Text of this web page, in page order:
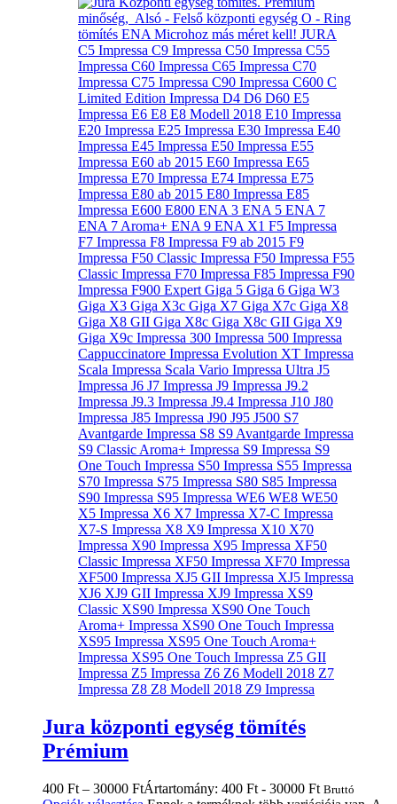
Jura központi egység tömítés
Prémium
400 Ft – 30000 FtÁrtartomány: 400 Ft - 30000 Ft Bruttó